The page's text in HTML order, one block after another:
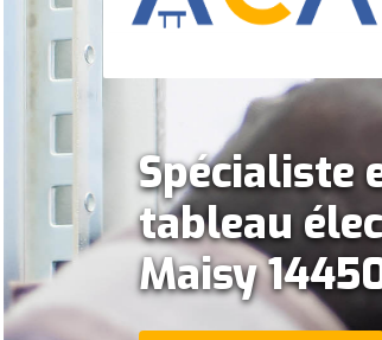
Spécialiste
tableau
Maisy